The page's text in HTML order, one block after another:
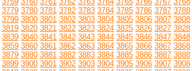
3779 3780 3781 3782 3783 3784 3785 3786 3787 3788
3799 3800 3801 3802 3803 3804 3805 3806 3807 3808
3819 3820 3821 3822 3823 3824 3825 3826 3827 3828
3839 3840 3841 3842 3843 3844 3845 3846 3847 3848
3859 3860 3861 3862 3863 3864 3865 3866 3867 3868
3879 3880 3881 3882 3883 3884 3885 3886 3887 3888
3899 3900 3901 3902 3903 3904 3905 3906 3907 3908